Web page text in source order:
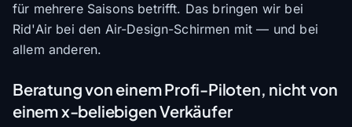
für mehrere Saisons betrifft. Das bringen wir bei
Rid'Air bei den Air-Design-Schirmen mit — und bei
allem anderen.
Beratung von einem Profi-Piloten, nicht von
einem x-beliebigen Verkäufer